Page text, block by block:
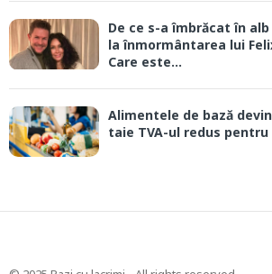
De ce s-a îmbrăcat în
la înmormântarea lui
Care este...
Alimentele de bază
taie TVA-ul redus